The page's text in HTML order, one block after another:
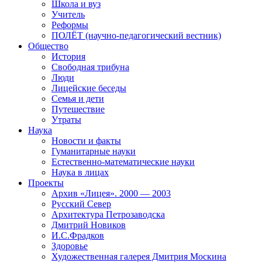
Школа и вуз
Учитель
Реформы
ПОЛЁТ (научно-педагогический вестник)
Общество
История
Свободная трибуна
Люди
Лицейские беседы
Семья и дети
Путешествие
Утраты
Наука
Новости и факты
Гуманитарные науки
Естественно-математические науки
Наука в лицах
Проекты
Архив «Лицея». 2000 — 2003
Русский Север
Архитектура Петрозаводска
Дмитрий Новиков
И.С.Фрадков
Здоровье
Художественная галерея Дмитрия Москина